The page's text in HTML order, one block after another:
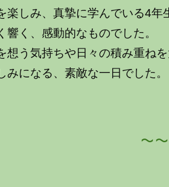
楽しみ、真摯に学んでいる4年
響く、感動的なものでした。
う気持ちや日々の積み重ね
みになる、素敵な一日でした。
～～～～～～